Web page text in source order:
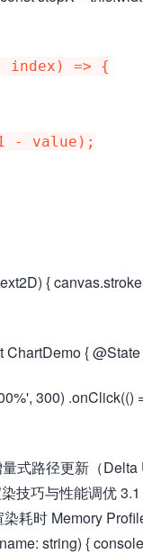
index) => {
{
{
300) .onClick(()
式路径更新（
技巧与性能调优
耗时 Memory
string) {